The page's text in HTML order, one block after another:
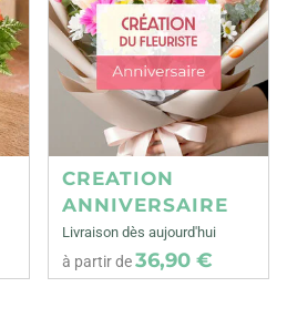
CREATION
ANNIVERSAIRE
Livraison dès aujourd'hui
à partir de36,90 €